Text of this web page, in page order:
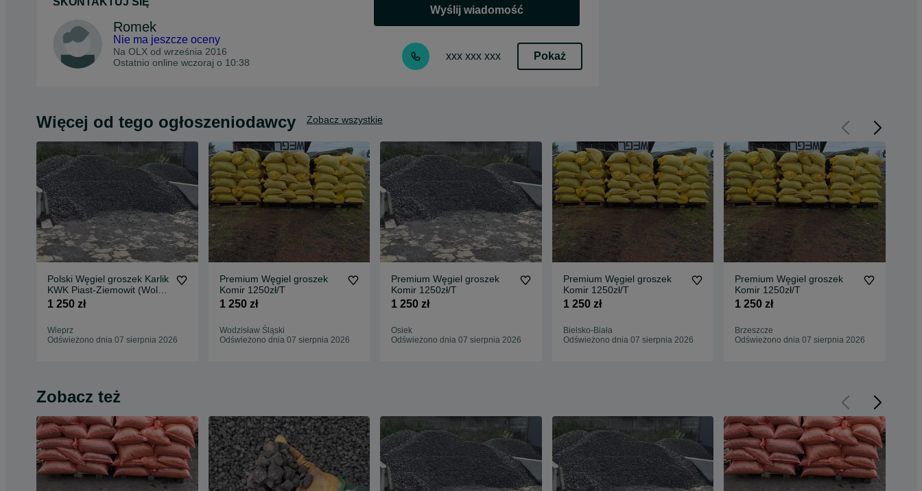
Romek
Nie ma jeszcze oceny
Na OLX od września 2016
Ostatnio online wczoraj o 10:38
Wyślij wiadomość
xxx xxx xxx Pokaż
Więcej od tego ogłoszeniodawcy Zobacz wszystkie
Polski Węgiel groszek Karlik
KWK Piast-Ziemowit (Wola)
1250zł/T
1 250 zł
Wieprz
Odświeżono dnia 07 sierpnia 2026
Premium Węgiel groszek
Komir 1250zł/T
1 250 zł
Wodzisław Śląski
Odświeżono dnia 07 sierpnia 2026
Premium Węgiel groszek
Komir 1250zł/T
1 250 zł
Osiek
Odświeżono dnia 07 sierpnia 2026
Premium Węgiel groszek
Komir 1250zł/T
1 250 zł
Bielsko-Biała
Odświeżono dnia 07 sierpnia 2026
Premium Węgiel groszek
Komir 1250zł/T
1 250 zł
Brzeszcze
Odświeżono dnia 07 sierpnia 2026
Zobacz też